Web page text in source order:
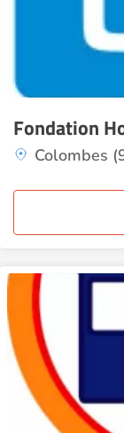
Fondation
Colombes